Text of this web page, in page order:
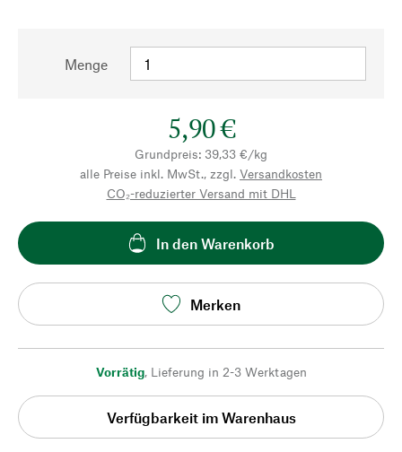
Menge
5,90 €
Grundpreis: 39,33 €/kg
alle Preise inkl. MwSt., zzgl. Versandkosten
CO₂-reduzierter Versand mit DHL
In den Warenkorb
Merken
Vorrätig, Lieferung in 2-3 Werktagen
Verfügbarkeit im Warenhaus